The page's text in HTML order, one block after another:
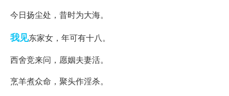
今日扬尘处，昔时为大海。
我见东家女，年可有十八。
西舍竞来问，愿姻夫妻活。
烹羊煮众命，聚头作淫杀。